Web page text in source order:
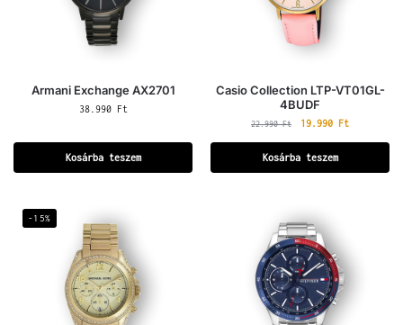
Armani Exchange AX2701
38.990 Ft
Kosárba teszem
Casio Collection LTP-VT01GL-
4BUDF
22.990Ft 19.990 Ft
Kosárba teszem
-15%